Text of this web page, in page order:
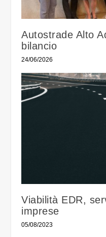
Autostrade Alto
bilancio
24/06/2026
Viabilità EDR,
imprese
05/08/2023